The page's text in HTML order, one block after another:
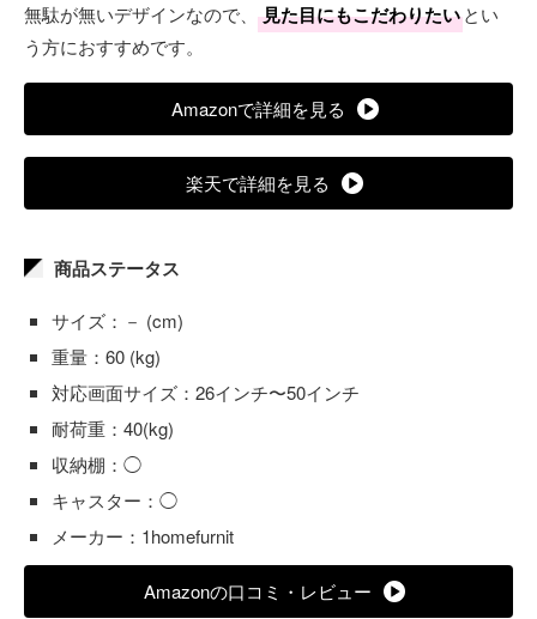
無駄が無いデザインなので、 見た目にもこだわりたいとい
う方におすすめです。
Amazonで詳細を見る
楽天で詳細を見る
商品ステータス
サイズ：－ (cm)
重量：60 (kg)
対応画面サイズ：26インチ〜50インチ
耐荷重：40(kg)
収納棚：◯
キャスター：◯
メーカー：1homefurnit
Amazonの口コミ・レビュー